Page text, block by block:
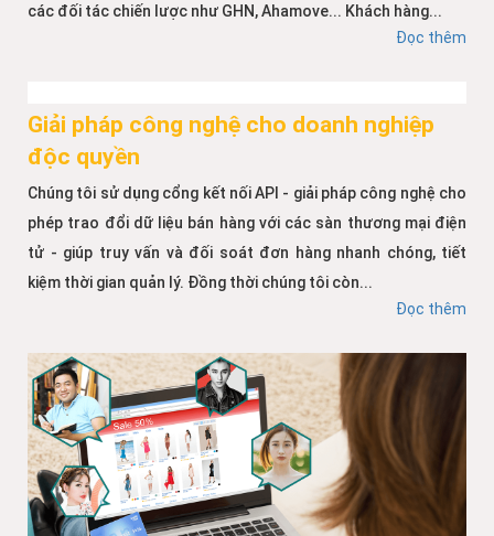
các đối tác chiến lược như GHN, Ahamove... Khách hàng...
Đọc thêm
Giải pháp công nghệ cho doanh nghiệp
độc quyền
Chúng tôi sử dụng cổng kết nối API - giải pháp công nghệ cho
phép trao đổi dữ liệu bán hàng với các sàn thương mại điện
tử - giúp truy vấn và đối soát đơn hàng nhanh chóng, tiết
kiệm thời gian quản lý. Đồng thời chúng tôi còn...
Đọc thêm